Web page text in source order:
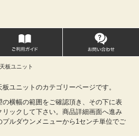
天板ユニット
ユニットのカテゴリーページです。
横幅の範囲をご確認頂き、その下に表
ックして下さい。商品詳細画面へ進み
プルダウンメニューから1センチ単位でご